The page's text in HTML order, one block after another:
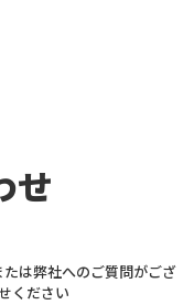
せ
は弊社へのご質問がござ
ください